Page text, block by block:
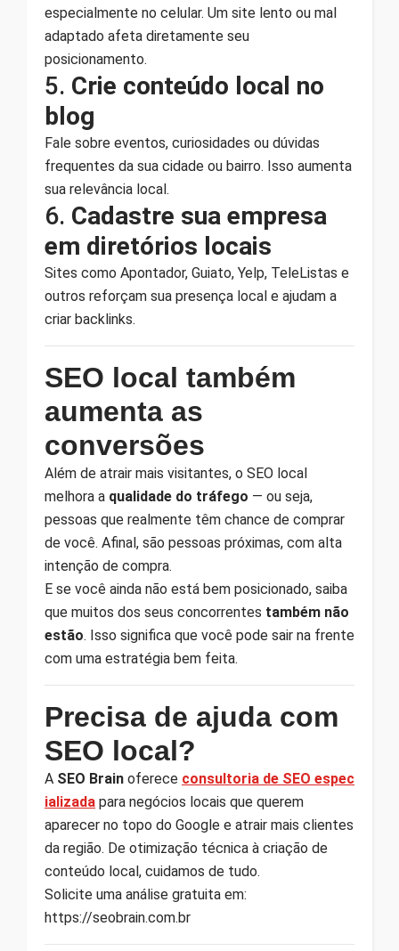
especialmente no celular. Um site lento ou mal
adaptado afeta diretamente seu
posicionamento.
5. Crie conteúdo local no
blog
Fale sobre eventos, curiosidades ou dúvidas
frequentes da sua cidade ou bairro. Isso aumenta
sua relevância local.
6. Cadastre sua empresa
em diretórios locais
Sites como Apontador, Guiato, Yelp, TeleListas e
outros reforçam sua presença local e ajudam a
criar backlinks.
SEO local também
aumenta as
conversões
Além de atrair mais visitantes, o SEO local
melhora a qualidade do tráfego — ou seja,
pessoas que realmente têm chance de comprar
de você. Afinal, são pessoas próximas, com alta
intenção de compra.
E se você ainda não está bem posicionado, saiba
que muitos dos seus concorrentes também não
estão. Isso significa que você pode sair na frente
com uma estratégia bem feita.
Precisa de ajuda com
SEO local?
A SEO Brain oferece consultoria de SEO espec
ializada para negócios locais que querem
aparecer no topo do Google e atrair mais clientes
da região. De otimização técnica à criação de
conteúdo local, cuidamos de tudo.
Solicite uma análise gratuita em:
https://seobrain.com.br